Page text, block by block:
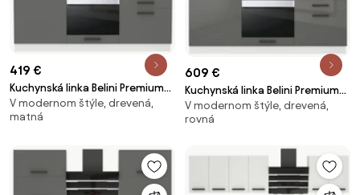
419 €
Kuchynská linka Belini Premium
Full Version 180 cm šedý mat s
pracovnou doskou SOPHIA
V modernom štýle, drevená,
matná
609 €
Kuchynská linka Belini Premium
Full Version 180 cm šedý lesk s
pracovnou doskou MARY
V modernom štýle, drevená,
rovná